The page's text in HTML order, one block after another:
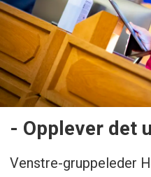
- Opplever det
Venstre-gruppeleder